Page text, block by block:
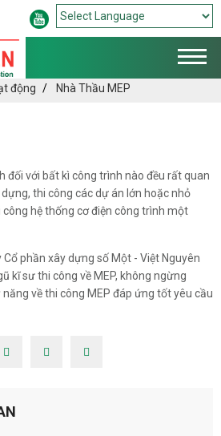
Powered by Translate
động Nhà Thầu MEP
đối với bất kì công trình nào đều rất quan
thi công các dự án lớn hoặc nhỏ
hệ thống cơ điện công trình một
Cổ phần xây dựng số Một - Việt Nguyên
kĩ sư thi công về MEP, không ngừng
về thi công MEP đáp ứng tốt yêu cầu